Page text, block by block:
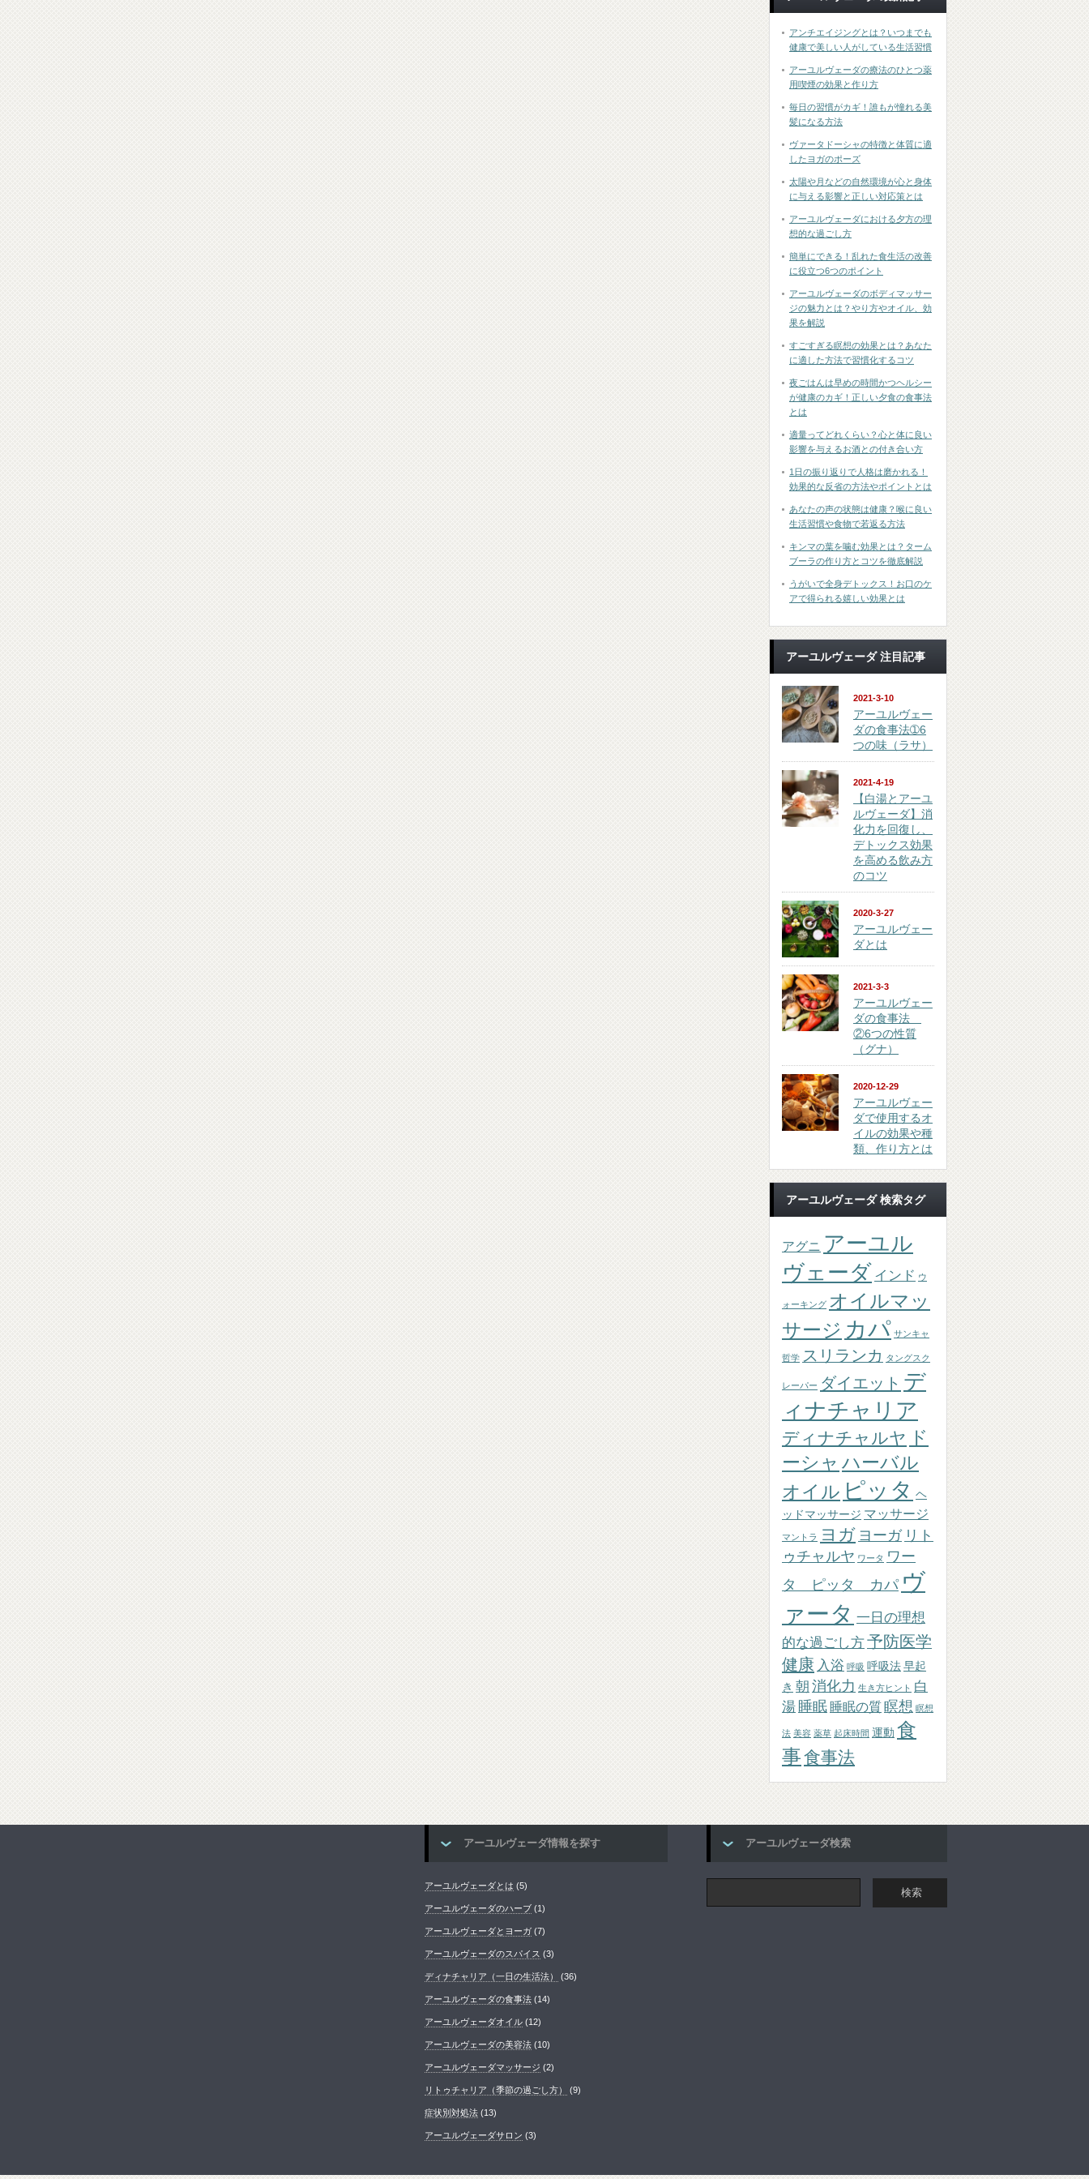
アンチエイジングとは？いつまでも
健康で美しい人がしている生活習慣
アーユルヴェーダの療法のひとつ薬
用喫煙の効果と作り方
毎日の習慣がカギ！誰もが憧れる美
髪になる方法
ヴァータドーシャの特徴と体質に適
したヨガのポーズ
太陽や月などの自然環境が心と身体
に与える影響と正しい対応策とは
アーユルヴェーダにおける夕方の理
想的な過ごし方
簡単にできる！乱れた食生活の改善
に役立つ6つのポイント
アーユルヴェーダのボディマッサー
ジの魅力とは？やり方やオイル、効
果を解説
すごすぎる瞑想の効果とは？あなた
に適した方法で習慣化するコツ
夜ごはんは早めの時間かつヘルシー
が健康のカギ！正しい夕食の食事法
とは
適量ってどれくらい？心と体に良い
影響を与えるお酒との付き合い方
1日の振り返りで人格は磨かれる！
効果的な反省の方法やポイントとは
あなたの声の状態は健康？喉に良い
生活習慣や食物で若返る方法
キンマの葉を噛む効果とは？ターム
ブーラの作り方とコツを徹底解説
うがいで全身デトックス！お口のケ
アで得られる嬉しい効果とは
アーユルヴェーダ 注目記事
2021-3-10
アーユルヴェー
ダの食事法➀6
つの味（ラサ）
2021-4-19
【白湯とアーユ
ルヴェーダ】消
化力を回復し、
デトックス効果
を高める飲み方
のコツ
2020-3-27
アーユルヴェー
ダとは
2021-3-3
アーユルヴェー
ダの食事法
②6つの性質
（グナ）
2020-12-29
アーユルヴェー
ダで使用するオ
イルの効果や種
類、作り方とは
アーユルヴェーダ 検索タグ
アグニ アーユル
ヴェーダ インド ウ
ォーキング オイルマッ
サージ カパ サンキャ
哲学 スリランカ タングスク
レーパー ダイエット デ
ィナチャリア
ディナチャルヤ ド
ーシャ ハーバル
オイル ピッタ ヘ
ッドマッサージ マッサージ
マントラ ヨガ ヨーガ リト
ゥチャルヤ ワータ ワー
タ ピッタ カパ ヴ
ァータ 一日の理想
的な過ごし方予防医学
健康 入浴 呼吸 呼吸法 早起
き 朝 消化力 生き方ヒント 白
湯 睡眠 睡眠の質瞑想 瞑想
法 美容 薬草 起床時間 運動 食
事食事法
アーユルヴェーダ情報を探す
アーユルヴェーダとは (5)
アーユルヴェーダのハーブ (1)
アーユルヴェーダとヨーガ (7)
アーユルヴェーダのスパイス (3)
ディナチャリア（一日の生活法） (36)
アーユルヴェーダの食事法 (14)
アーユルヴェーダオイル (12)
アーユルヴェーダの美容法 (10)
アーユルヴェーダマッサージ (2)
リトゥチャリア（季節の過ごし方） (9)
症状別対処法 (13)
アーユルヴェーダサロン (3)
アーユルヴェーダ検索